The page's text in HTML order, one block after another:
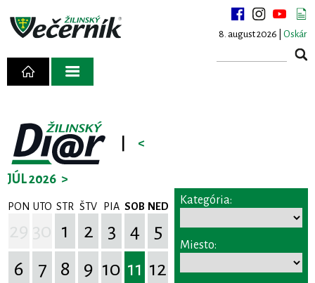
8. august 2026 | Oskár
<
JÚL 2026 >
PON UTO STR ŠTV PIA SOB NED
1 2 3 4
5
6
7 8 9 10 11 12
Kategória:
Miesto: